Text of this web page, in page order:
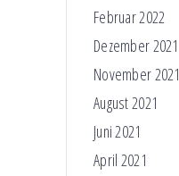
Februar 2022
Dezember 2021
November 2021
August 2021
Juni 2021
April 2021